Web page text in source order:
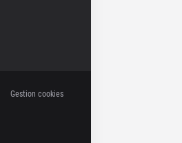
Gestion cookies